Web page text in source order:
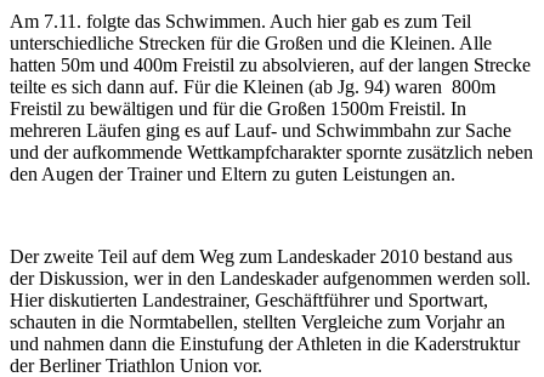
Am 7.11. folgte das Schwimmen. Auch hier gab es zum Teil
unterschiedliche Strecken für die Großen und die Kleinen. Alle
hatten 50m und 400m Freistil zu absolvieren, auf der langen Strecke
teilte es sich dann auf. Für die Kleinen (ab Jg. 94) waren 800m
Freistil zu bewältigen und für die Großen 1500m Freistil. In
mehreren Läufen ging es auf Lauf- und Schwimmbahn zur Sache
und der aufkommende Wettkampfcharakter spornte zusätzlich neben
den Augen der Trainer und Eltern zu guten Leistungen an.
Der zweite Teil auf dem Weg zum Landeskader 2010 bestand aus
der Diskussion, wer in den Landeskader aufgenommen werden soll.
Hier diskutierten Landestrainer, Geschäftführer und Sportwart,
schauten in die Normtabellen, stellten Vergleiche zum Vorjahr an
und nahmen dann die Einstufung der Athleten in die Kaderstruktur
der Berliner Triathlon Union vor.